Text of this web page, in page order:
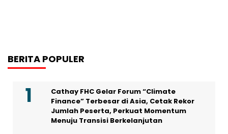
BERITA POPULER
Cathay FHC Gelar Forum “Climate
Finance” Terbesar di Asia, Cetak Rekor
Jumlah Peserta, Perkuat Momentum
Menuju Transisi Berkelanjutan